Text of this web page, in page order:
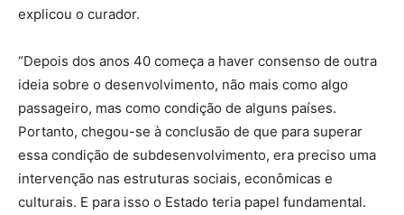
explicou o curador.
“Depois dos anos 40 começa a haver consenso de outra
ideia sobre o desenvolvimento, não mais como algo
passageiro, mas como condição de alguns países.
Portanto, chegou-se à conclusão de que para superar
essa condição de subdesenvolvimento, era preciso uma
intervenção nas estruturas sociais, econômicas e
culturais. E para isso o Estado teria papel fundamental.